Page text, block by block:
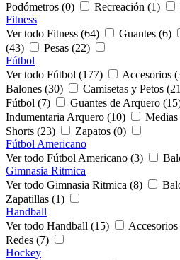
Podómetros (0)
Recreación (1)
Fitness
Ver todo Fitness (64)
Guantes (6)
(43)
Pesas (22)
Fútbol
Ver todo Fútbol (177)
Accesorios
Balones (30)
Camisetas y Petos
Fútbol (7)
Guantes de Arquero
Indumentaria Arquero (10)
Shorts (23)
Zapatos (0)
Fútbol Americano
Ver todo Fútbol Americano (3)
Gimnasia Ritmica
Ver todo Gimnasia Ritmica (8)
Zapatillas (1)
Handball
Ver todo Handball (15)
Redes (7)
Hockey